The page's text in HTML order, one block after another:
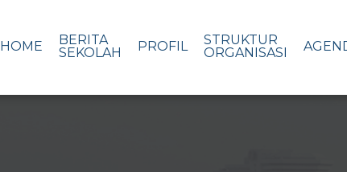
HOME
BERITA
SEKOLAH
PROFIL
STRUKTUR
ORGANISASI